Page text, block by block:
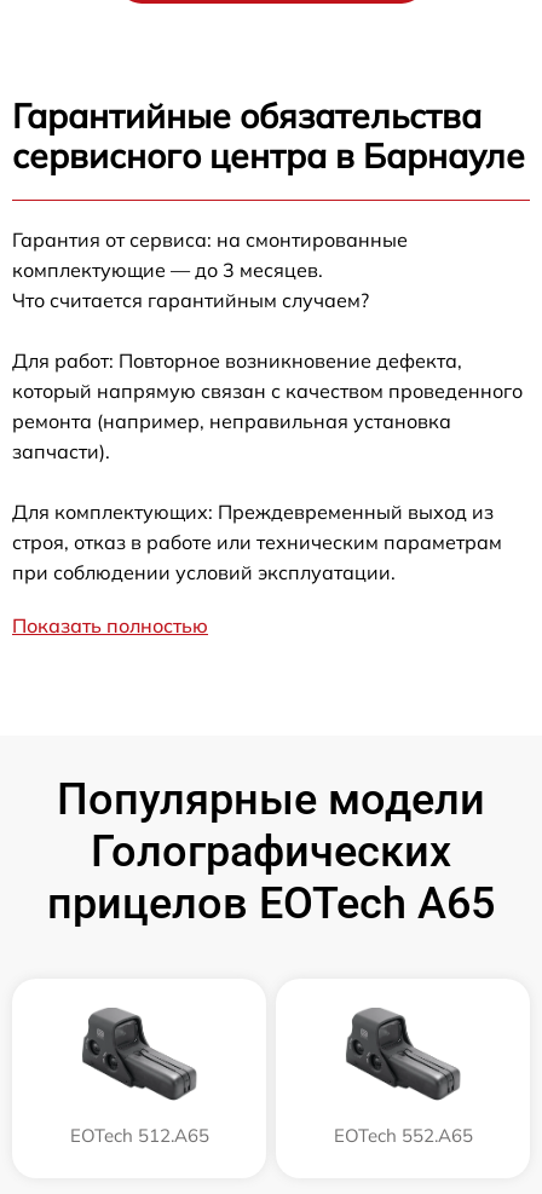
Гарантийные обязательства
сервисного центра в Барнауле
Гарантия от сервиса: на смонтированные
комплектующие — до 3 месяцев.
Что считается гарантийным случаем?
Для работ: Повторное возникновение дефекта,
который напрямую связан с качеством проведенного
ремонта (например, неправильная установка
запчасти).
Для комплектующих: Преждевременный выход из
строя, отказ в работе или техническим параметрам
при соблюдении условий эксплуатации.
Показать полностью
Популярные модели
Голографических
прицелов EOTech A65
EOTech 512.A65 EOTech 552.A65